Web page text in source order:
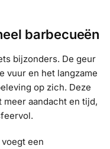
barbecueën
bijzonders. De geur
vuur en het langzame
op zich. Deze
aandacht en tijd,
een